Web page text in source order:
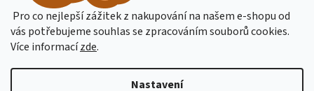
Pro co nejlepší zážitek z nakupování na našem e-shopu od
vás potřebujeme souhlas se zpracováním souborů cookies.
Více informacízde.
Nastavení